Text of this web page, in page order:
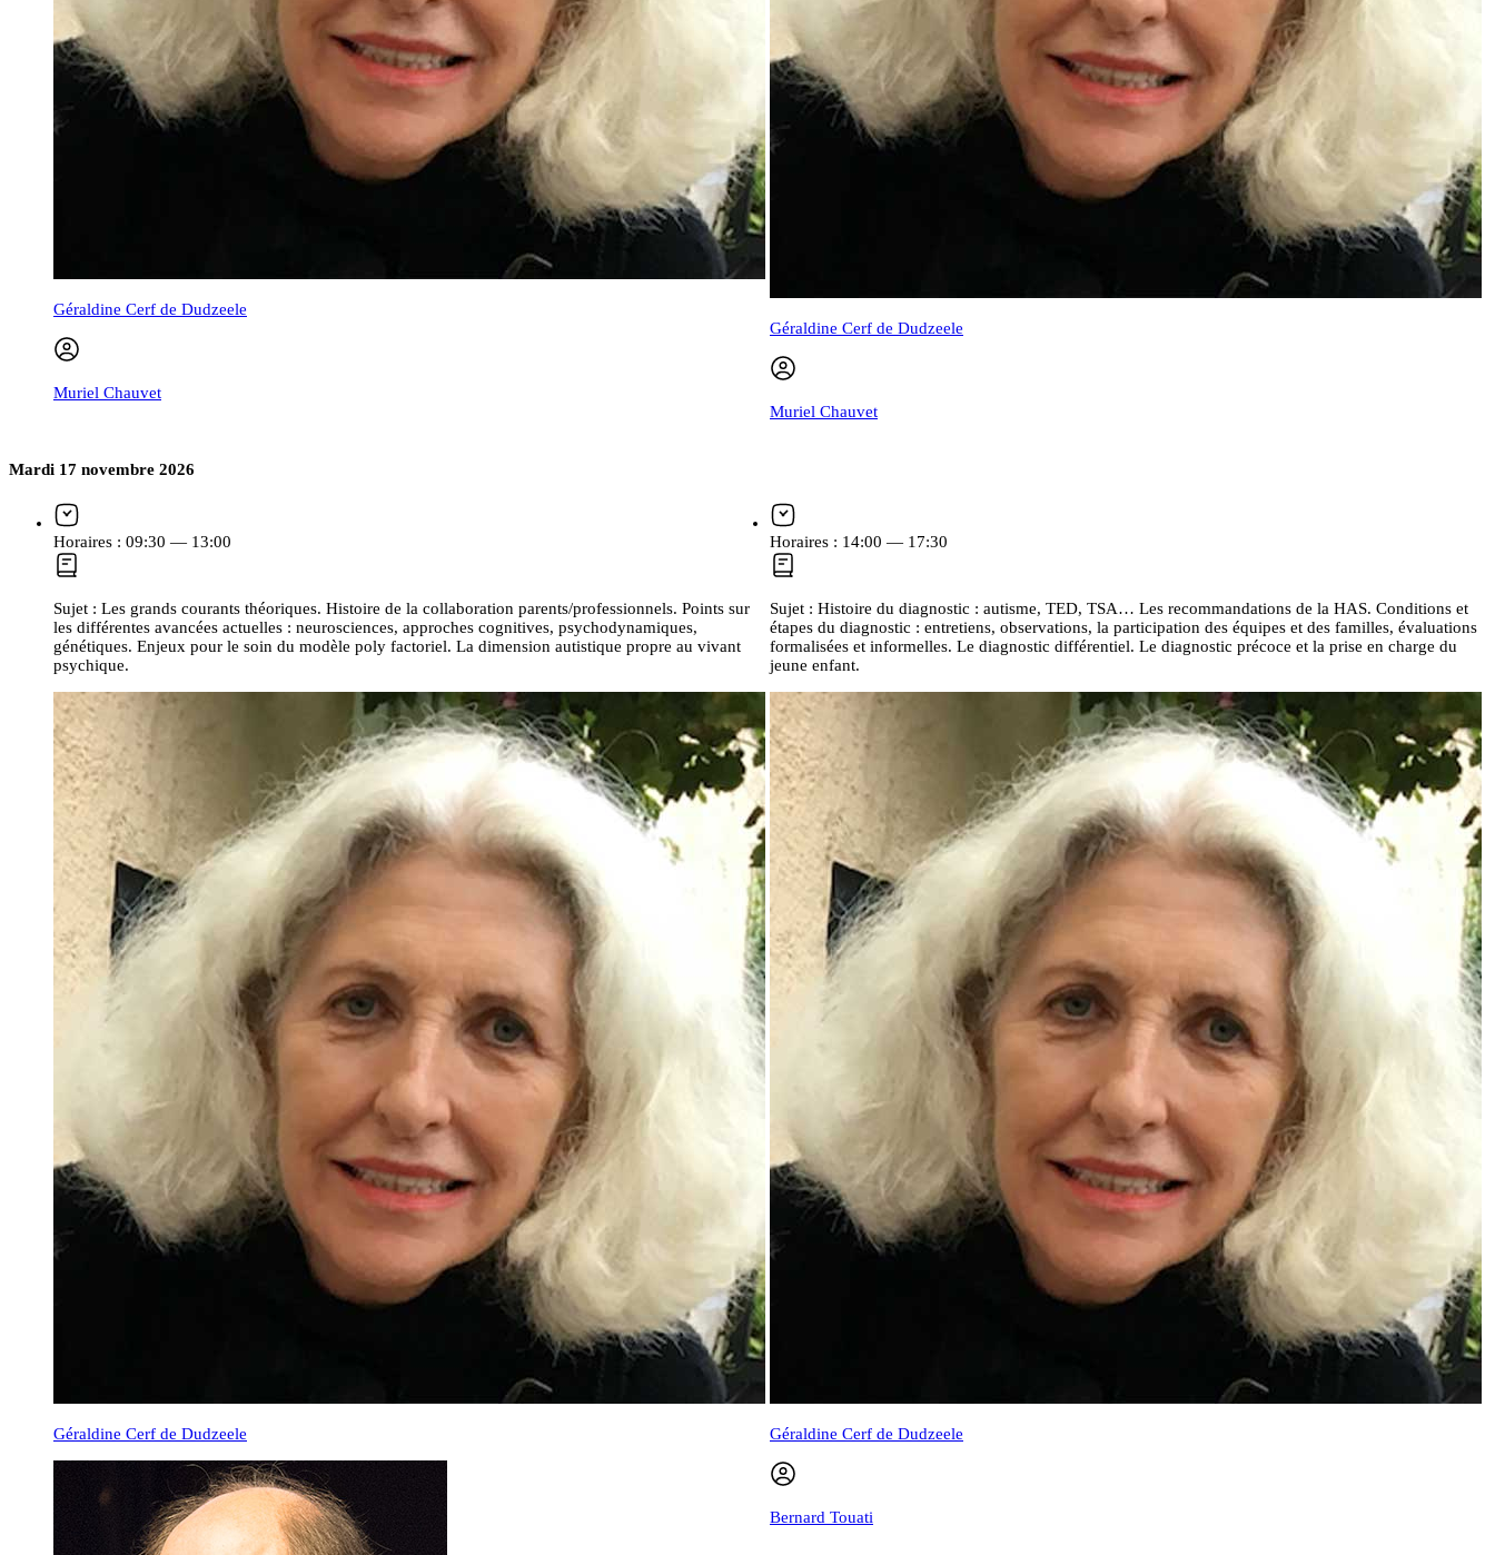
Géraldine Cerf de Dudzeele
Muriel Chauvet
Géraldine Cerf de Dudzeele
Muriel Chauvet
Mardi 17 novembre 2026
Horaires : 09:30 — 13:00
Sujet : Les grands courants théoriques. Histoire de la collaboration parents/professionnels. Points sur
les différentes avancées actuelles : neurosciences, approches cognitives, psychodynamiques,
génétiques. Enjeux pour le soin du modèle poly factoriel. La dimension autistique propre au vivant
psychique.
Géraldine Cerf de Dudzeele
Horaires : 14:00 — 17:30
Sujet : Histoire du diagnostic : autisme, TED, TSA… Les recommandations de la HAS. Conditions et
étapes du diagnostic : entretiens, observations, la participation des équipes et des familles, évaluations
formalisées et informelles. Le diagnostic différentiel. Le diagnostic précoce et la prise en charge du
jeune enfant.
Géraldine Cerf de Dudzeele
Bernard Touati